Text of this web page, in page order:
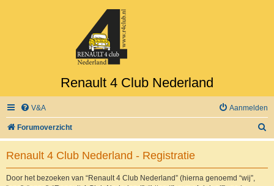
Renault 4 Club Nederland
V&A Aanmelden
Forumoverzicht
o
Renault 4 Club Nederland - Registratie
Door het bezoeken van “Renault 4 Club Nederland” (hierna genoemd “wij”,